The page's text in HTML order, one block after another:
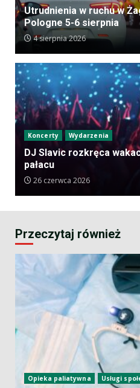
Utrudnienia w ruchu w
Pologne 5-6 sierpnia
4 sierpnia 2026
Koncerty Wydarzenia
DJ Slavic rozkręca
pałacu
26 czerwca 2026
Przeczytaj również
Opieka paliatywna Usługi